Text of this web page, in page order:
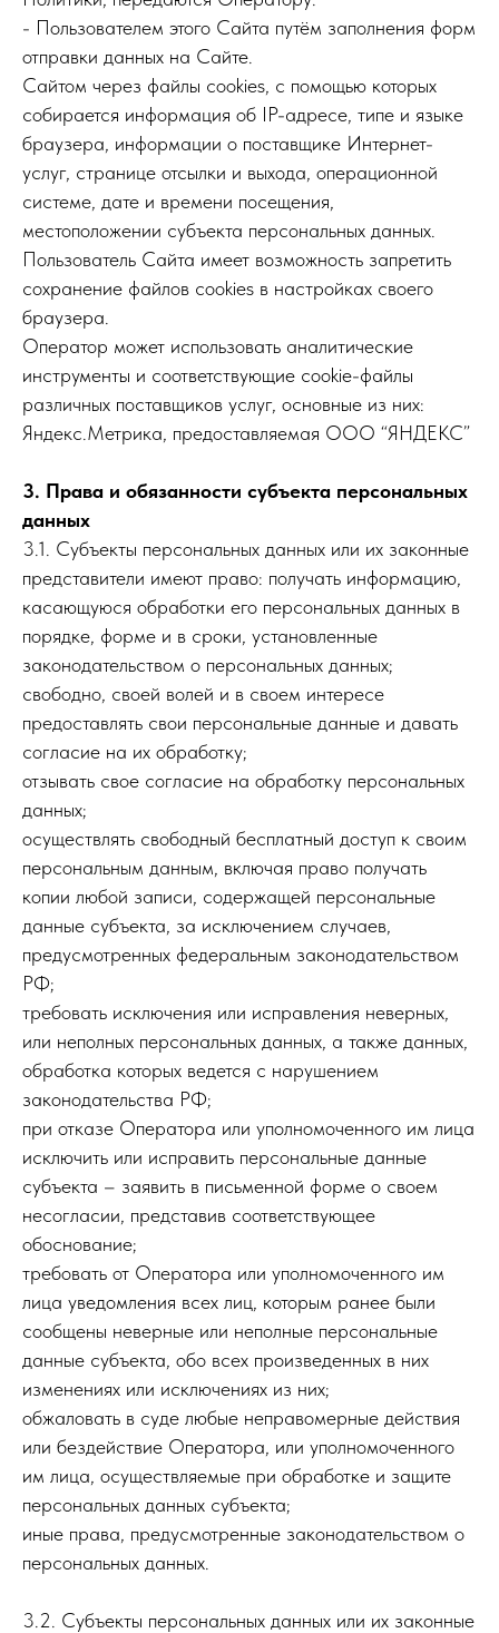
- Пользователем этого Сайта путём заполнения форм
отправки данных на Сайте.
Сайтом через файлы cookies, с помощью которых
собирается информация об IP-адресе, типе и языке
браузера, информации о поставщике Интернет-
услуг, странице отсылки и выхода, операционной
системе, дате и времени посещения,
местоположении субъекта персональных данных.
Пользователь Сайта имеет возможность запретить
сохранение файлов cookies в настройках своего
браузера.
Оператор может использовать аналитические
инструменты и соответствующие cookie-файлы
различных поставщиков услуг, основные из них:
Яндекс.Метрика, предоставляемая ООО “ЯНДЕКС”
3. Права и обязанности субъекта персональных
данных
3.1. Субъекты персональных данных или их законные
представители имеют право: получать информацию,
касающуюся обработки его персональных данных в
порядке, форме и в сроки, установленные
законодательством о персональных данных;
свободно, своей волей и в своем интересе
предоставлять свои персональные данные и давать
согласие на их обработку;
отзывать свое согласие на обработку персональных
данных;
осуществлять свободный бесплатный доступ к своим
персональным данным, включая право получать
копии любой записи, содержащей персональные
данные субъекта, за исключением случаев,
предусмотренных федеральным законодательством
РФ;
требовать исключения или исправления неверных,
или неполных персональных данных, а также данных,
обработка которых ведется с нарушением
законодательства РФ;
при отказе Оператора или уполномоченного им лица
исключить или исправить персональные данные
субъекта – заявить в письменной форме о своем
несогласии, представив соответствующее
обоснование;
требовать от Оператора или уполномоченного им
лица уведомления всех лиц, которым ранее были
сообщены неверные или неполные персональные
данные субъекта, обо всех произведенных в них
изменениях или исключениях из них;
обжаловать в суде любые неправомерные действия
или бездействие Оператора, или уполномоченного
им лица, осуществляемые при обработке и защите
персональных данных субъекта;
иные права, предусмотренные законодательством о
персональных данных.
3.2. Субъекты персональных данных или их законные